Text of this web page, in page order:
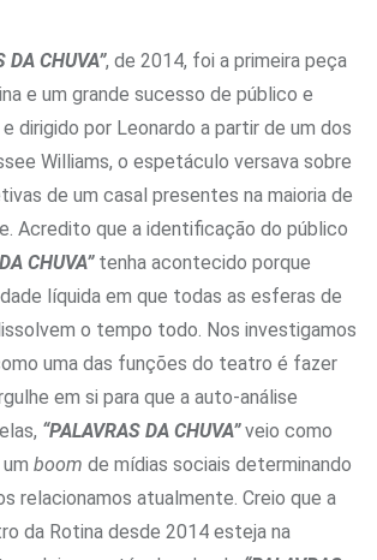
DA CHUVA”, de 2014, foi a primeira peça
e um grande sucesso de público e
dirigido por Leonardo a partir de um dos
Williams, o espetáculo versava sobre
de um casal presentes na maioria de
Acredito que a identificação do público
CHUVA”tenha acontecido porque
líquida em que todas as esferas de
o tempo todo. Nos investigamos
uma das funções do teatro é fazer
em si para que a auto-análise
“PALAVRAS DA CHUVA”veio como
boom de mídias sociais determinando
relacionamos atualmente. Creio que a
da Rotina desde 2014 esteja na